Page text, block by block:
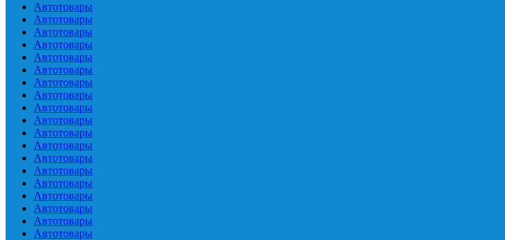
Автотовары
Автотовары
Автотовары
Автотовары
Автотовары
Автотовары
Автотовары
Автотовары
Автотовары
Автотовары
Автотовары
Автотовары
Автотовары
Автотовары
Автотовары
Автотовары
Автотовары
Автотовары
Автотовары